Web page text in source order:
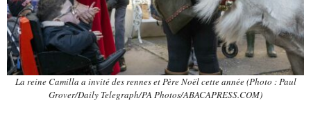
La reine Camilla a invité des rennes et Père Noël cette année (Photo : Paul
Grover/Daily Telegraph/PA Photos/ABACAPRESS.COM)